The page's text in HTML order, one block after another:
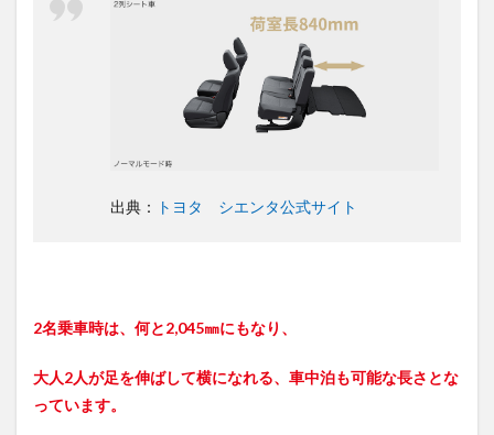
出典： トヨタ シエンタ公式サイト
2名乗車時は、何と2,045㎜にもなり、
大人2人が足を伸ばして横になれる、車中泊も可能な長さとな
っています。